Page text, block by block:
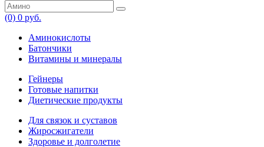
(0) 0 руб.
Аминокислоты
Батончики
Витамины и минералы
Гейнеры
Готовые напитки
Диетические продукты
Для связок и суставов
Жиросжигатели
Здоровье и долголетие